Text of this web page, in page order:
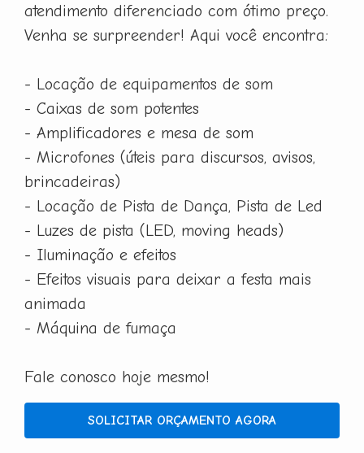
atendimento diferenciado com ótimo preço.
Venha se surpreender! Aqui você encontra:
- Locação de equipamentos de som
- Caixas de som potentes
- Amplificadores e mesa de som
- Microfones (úteis para discursos, avisos,
brincadeiras)
- Locação de Pista de Dança, Pista de Led
- Luzes de pista (LED, moving heads)
- Iluminação e efeitos
- Efeitos visuais para deixar a festa mais
animada
- Máquina de fumaça
Fale conosco hoje mesmo!
SOLICITAR ORÇAMENTO AGORA